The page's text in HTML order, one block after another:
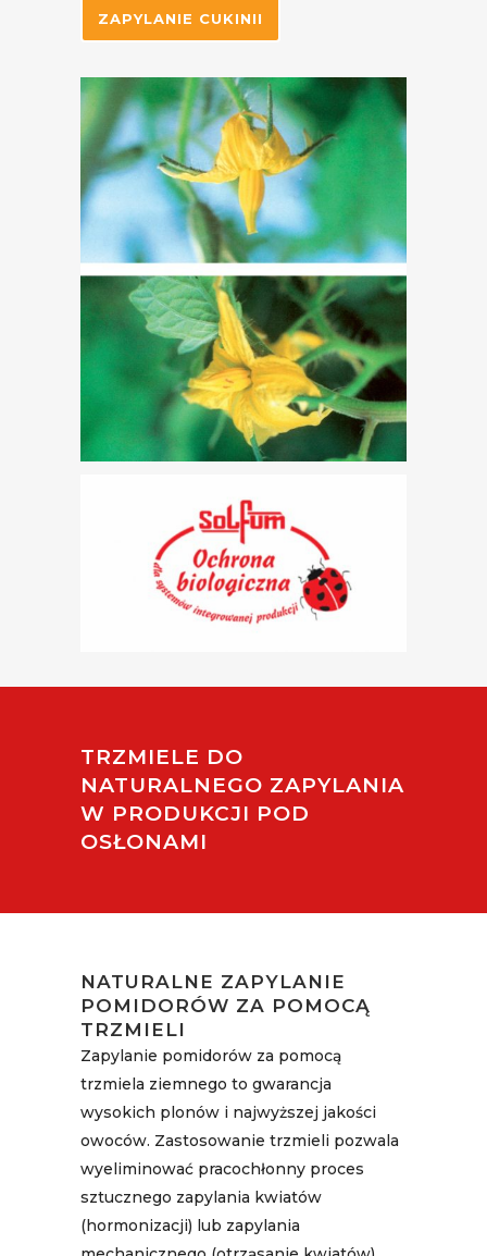
ZAPYLANIE CUKINII
TRZMIELE DO
NATURALNEGO ZAPYLANIA
W PRODUKCJI POD
OSŁONAMI
NATURALNE ZAPYLANIE
POMIDORÓW ZA POMOCĄ
TRZMIELI
Zapylanie pomidorów za pomocą
trzmiela ziemnego to gwarancja
wysokich plonów i najwyższej jakości
owoców. Zastosowanie trzmieli pozwala
wyeliminować pracochłonny proces
sztucznego zapylania kwiatów
(hormonizacji) lub zapylania